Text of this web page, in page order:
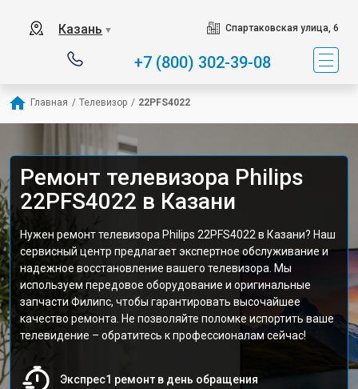
Казань ▼ Спартаковская улица, 6
+7 (800) 302-39-08
Главная / Телевизор / 22PFS4022
Ремонт телевизора Philips
22PFS4022 в Казани
Нужен ремонт телевизора Philips 22PFS4022 в Казани? Наш
сервисный центр предлагает экспертное обслуживание и
надежное восстановление вашего телевизора. Мы
используем передовое оборудование и оригинальные
запчасти Филипс, чтобы гарантировать высочайшее
качество ремонта. Не позволяйте поломке испортить ваше
телевидение – обратитесь к профессионалам сейчас!
Экспрес1 ремонт в день обращения